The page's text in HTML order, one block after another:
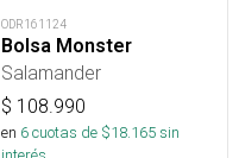
ODR161124
Bolsa Monster
Salamander
$ 108.990
en 6cuotas de $18.165sin